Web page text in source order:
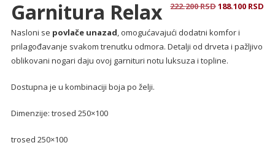
Garnitura Relax 222.200RSDOriginalna
je
bila:
222.200 RSD.
188.100 RSD
Nasloni se povlače unazad, omogućavajući dodatni komfor i
prilagođavanje svakom trenutku odmora. Detalji od drveta i pažljivo
oblikovani nogari daju ovoj garnituri notu luksuza i topline.
Dostupna je u kombinaciji boja po želji.
Dimenzije: trosed 250×100
trosed 250×100